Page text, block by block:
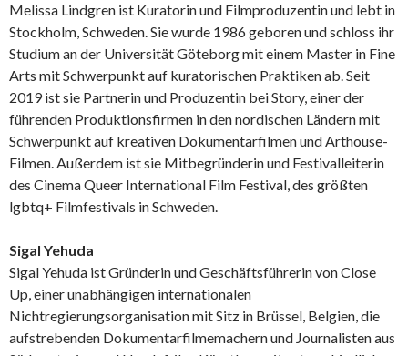
Melissa Lindgren ist Kuratorin und Filmproduzentin und lebt in
Stockholm, Schweden. Sie wurde 1986 geboren und schloss ihr
Studium an der Universität Göteborg mit einem Master in Fine
Arts mit Schwerpunkt auf kuratorischen Praktiken ab. Seit
2019 ist sie Partnerin und Produzentin bei Story, einer der
führenden Produktionsfirmen in den nordischen Ländern mit
Schwerpunkt auf kreativen Dokumentarfilmen und Arthouse-
Filmen. Außerdem ist sie Mitbegründerin und Festivalleiterin
des Cinema Queer International Film Festival, des größten
lgbtq+ Filmfestivals in Schweden.
Sigal Yehuda
Sigal Yehuda ist Gründerin und Geschäftsführerin von Close
Up, einer unabhängigen internationalen
Nichtregierungsorganisation mit Sitz in Brüssel, Belgien, die
aufstrebenden Dokumentarfilmemachern und Journalisten aus